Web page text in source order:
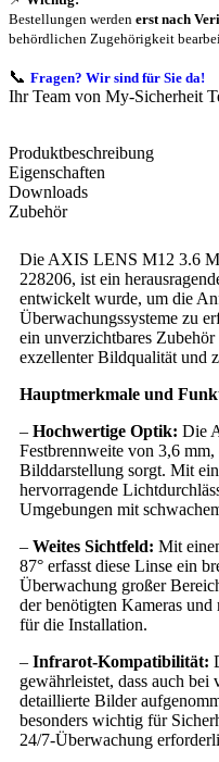
Bestellungen werden erst nach
behördlichen Zugehörigkeit
📞 Fragen? Wir sind für Sie da!
Ihr Team von My-Sicherheit
Produktbeschreibung
Eigenschaften
Downloads
Zubehör
Die AXIS LENS M12 3.6
228206, ist ein
entwickelt wurde, um die
Überwachungssysteme zu
ein unverzichtbares
exzellenter Bildqualität und
Hauptmerkmale und
– Hochwertige Optik: Die
Festbrennweite von 3,6
Bilddarstellung sorgt. Mit
hervorragende
Umgebungen mit
– Weites Sichtfeld: Mit
87° erfasst diese Linse ein
Überwachung großer
der benötigten Kameras und
für die Installation.
– Infrarot-Kompatibilität:
gewährleistet, dass auch
detaillierte Bilder
besonders wichtig für
24/7-Überwachung